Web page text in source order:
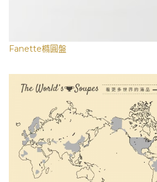
Fanette橢圓盤